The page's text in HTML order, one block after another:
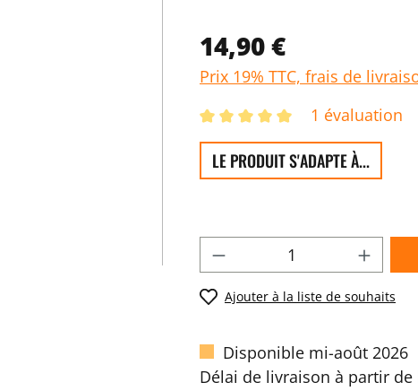
14,90 €
Prix 19% TTC, frais de
1 évaluation
LE PRODUIT S'ADAPTE À...
Ajouter à la liste de souhaits
Disponible mi-août 2026
Délai de livraison à partir